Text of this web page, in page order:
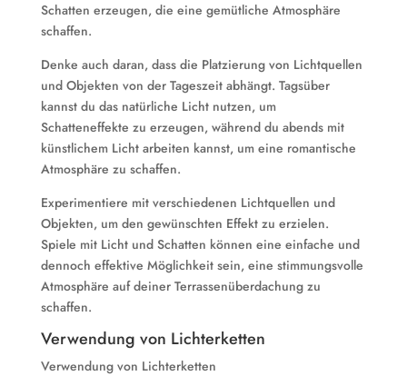
Schatten erzeugen, die eine gemütliche Atmosphäre
schaffen.
Denke auch daran, dass die Platzierung von Lichtquellen
und Objekten von der Tageszeit abhängt. Tagsüber
kannst du das natürliche Licht nutzen, um
Schatteneffekte zu erzeugen, während du abends mit
künstlichem Licht arbeiten kannst, um eine romantische
Atmosphäre zu schaffen.
Experimentiere mit verschiedenen Lichtquellen und
Objekten, um den gewünschten Effekt zu erzielen.
Spiele mit Licht und Schatten können eine einfache und
dennoch effektive Möglichkeit sein, eine stimmungsvolle
Atmosphäre auf deiner Terrassenüberdachung zu
schaffen.
Verwendung von Lichterketten
Verwendung von Lichterketten